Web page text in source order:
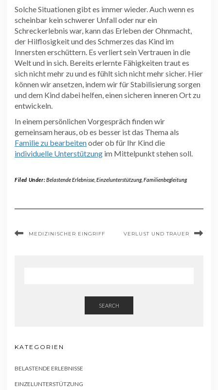
Solche Situationen gibt es immer wieder. Auch wenn es
scheinbar kein schwerer Unfall oder nur ein
Schreckerlebnis war, kann das Erleben der Ohnmacht,
der Hilflosigkeit und des Schmerzes das Kind im
Innersten erschüttern. Es verliert sein Vertrauen in die
Welt und in sich. Bereits erlernte Fähigkeiten traut es
sich nicht mehr zu und es fühlt sich nicht mehr sicher. Hier
können wir ansetzen, indem wir für Stabilisierung sorgen
und dem Kind dabei helfen, einen sicheren inneren Ort zu
entwickeln.
In einem persönlichen Vorgespräch finden wir
gemeinsam heraus, ob es besser ist das Thema als
Familie zu bearbeitenoder ob für Ihr Kind die
individuelle Unterstützung im Mittelpunkt stehen soll.
Filed Under:Belastende Erlebnisse, Einzelunterstützung, Familienbegleitung
MEDIZINISCHER EINGRIFF VERLUST UND TRAUER
SEARCH
KATEGORIEN
BELASTENDE ERLEBNISSE
EINZELUNTERSTÜTZUNG